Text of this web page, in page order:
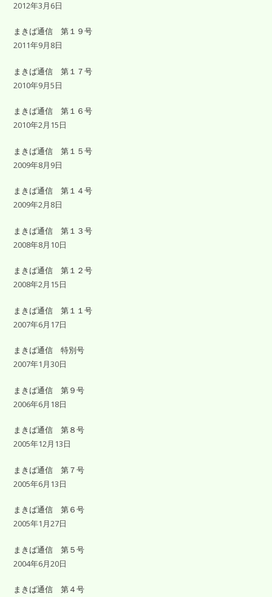
2012年3月6日
まきば通信 第１９号
2011年9月8日
まきば通信 第１７号
2010年9月5日
まきば通信 第１６号
2010年2月15日
まきば通信 第１５号
2009年8月9日
まきば通信 第１４号
2009年2月8日
まきば通信 第１３号
2008年8月10日
まきば通信 第１２号
2008年2月15日
まきば通信 第１１号
2007年6月17日
まきば通信 特別号
2007年1月30日
まきば通信 第９号
2006年6月18日
まきば通信 第８号
2005年12月13日
まきば通信 第７号
2005年6月13日
まきば通信 第６号
2005年1月27日
まきば通信 第５号
2004年6月20日
まきば通信 第４号